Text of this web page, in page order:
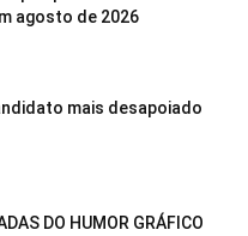
agosto de 2026
mais desapoiado
DO HUMOR GRÁFICO